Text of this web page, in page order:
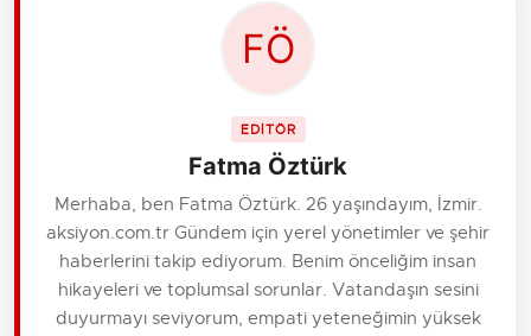
EDİTÖR
Fatma Öztürk
Merhaba, ben Fatma Öztürk. 26 yaşındayım, İzmir.
aksiyon.com.tr Gündem için yerel yönetimler ve şehir
haberlerini takip ediyorum. Benim önceliğim insan
hikayeleri ve toplumsal sorunlar. Vatandaşın sesini
duyurmayı seviyorum, empati yeteneğimin yüksek